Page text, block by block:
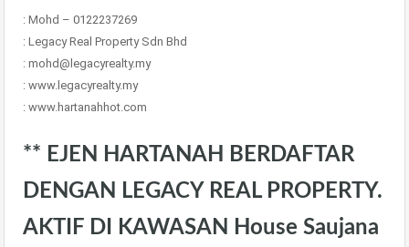
: Mohd – 0122237269
: Legacy Real Property Sdn Bhd
: mohd@legacyrealty.my
: www.legacyrealty.my
: www.hartanahhot.com
** EJEN HARTANAH BERDAFTAR
DENGAN LEGACY REAL PROPERTY.
AKTIF DI KAWASAN House Saujana